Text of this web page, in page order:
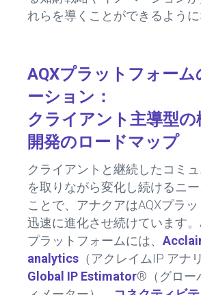
れらを導くことができるように
AQXプラットフォー
ーション：
クライアント主導型の
開発のロードマップ
クライアントと継続したコミ
を取りながら変化し続けるニ
ことで、アナクアはAQXプラ
迅速に進化させ続けています
プラットフォームには、
analytics （アクレイムIP アナ
Global IP Estimator®（グロー